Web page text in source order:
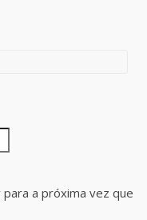
a próxima vez que